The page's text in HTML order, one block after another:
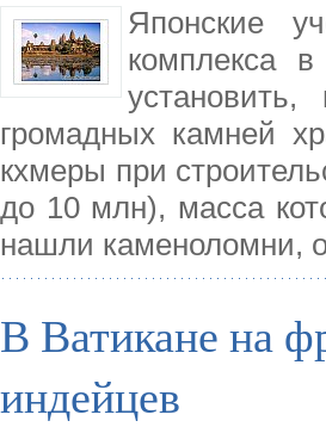
Японские
комплекса
громадных камней
кхмеры при
до 10 млн), масса
нашли каменоломни,
В Ватикане на
индейцев